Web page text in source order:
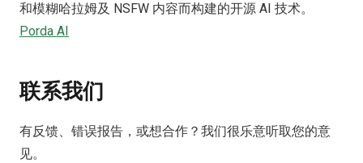
和模糊哈拉姆及 NSFW 内容而构建的开源 AI 技术。
Porda AI
联系我们
有反馈、错误报告，或想合作？我们很乐意听取您的意
见。